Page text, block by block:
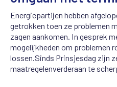
Energiepartijen hebben
getrokken toen ze problemen
zagen aankomen. In gesprek
mogelijkheden om problemen
lossen. Sinds Prinsjesdag zijn
maatregelenverderaan te